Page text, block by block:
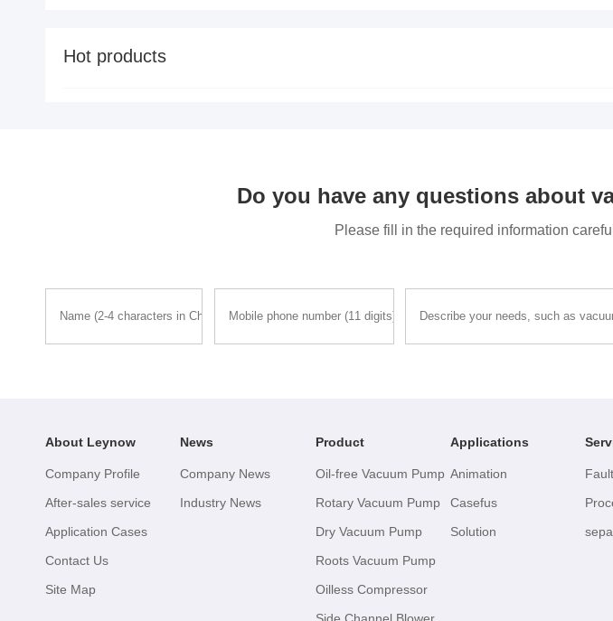
Hot products
Do you have any questions about
Please fill in the required information
About Leynow
Company Profile
After-sales service
Application Cases
Contact Us
Site Map
News
Company News
Industry News
Product
Oil-free Vacuum Pump
Rotary Vacuum Pump
Dry Vacuum Pump
Roots Vacuum Pump
Oilless Compressor
Side Channel Blower
Applications
Animation
Casefus
Solution
Fault